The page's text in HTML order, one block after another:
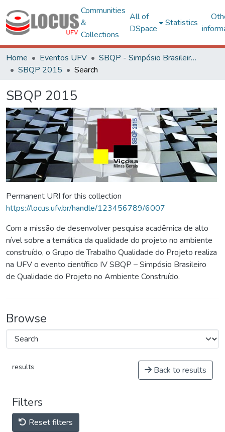
Communities
&
Collections
All of
DSpace
Statistics
Home Eventos UFV
SBQP - Simpósio Brasileiro de Qualidade do Projeto no Ambiente Construído
SBQP 2015
Search
SBQP 2015
Permanent URI for this collection
https://locus.ufv.br/handle/123456789/6007
Com a missão de desenvolver pesquisa acadêmica de alto
nível sobre a temática da qualidade do projeto no ambiente
construído, o Grupo de Trabalho Qualidade do Projeto realiza
na UFV o evento científico IV SBQP – Simpósio Brasileiro
de Qualidade do Projeto no Ambiente Construído.
Browse
results Back to results
Filters
Reset filters